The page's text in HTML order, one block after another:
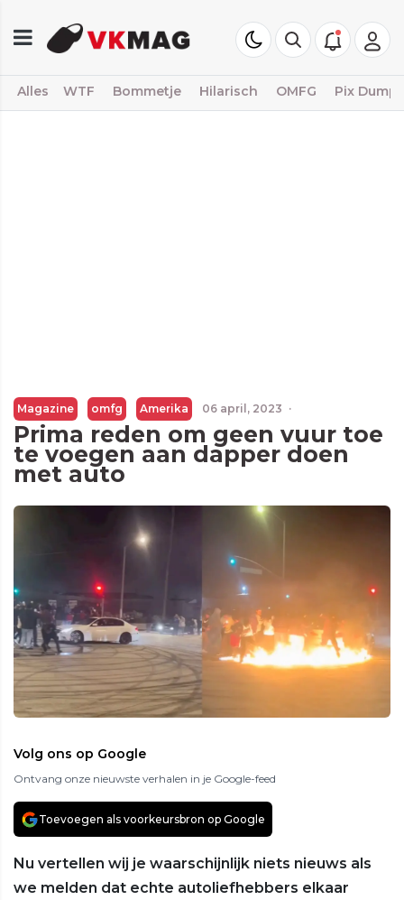
Alles WTF Bommetje Hilarisch OMFG Pix Dump
Magazine omfg Amerika 06 april, 2023 ·
Prima reden om geen vuur toe
te voegen aan dapper doen
met auto
Volg ons op Google
Ontvang onze nieuwste verhalen in je Google-feed
Toevoegen als voorkeursbron op Google
Nu vertellen wij je waarschijnlijk niets nieuws als
we melden dat echte autoliefhebbers elkaar